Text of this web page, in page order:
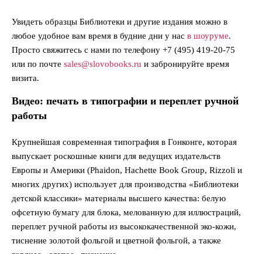
Увидеть образцы Библиотеки и другие издания можно в
любое удобное вам время в будние дни у нас в шоуруме.
Просто свяжитесь с нами по телефону +7 (495) 419-20-75
или по почте sales@slovobooks.ru и забронируйте время
визита.
Видео: печать в типографии и переплет ручной
работы
Крупнейшая современная типография в Гонконге, которая
выпускает роскошные книги для ведущих издательств
Европы и Америки (Phaidon, Hachette Book Group, Rizzoli и
многих других) использует для производства «Библиотеки
детской классики» материалы высшего качества: белую
офсетную бумагу для блока, мелованную для иллюстраций,
переплет ручной работы из высококачественной эко-кожи,
тиснение золотой фольгой и цветной фольгой, а также